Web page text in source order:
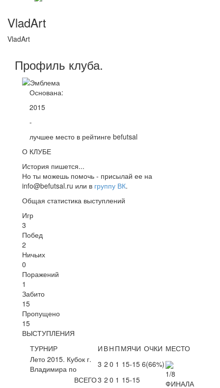
VladArt
VladArt
Профиль клуба.
Основана:
2015
-
лучшее место в рейтинге befutsal
О КЛУБЕ
История пишется...
Но ты можешь помочь - присылай ее на
info@befutsal.ru или в группу ВК.
Общая статистика выступлений
Игр
3
Побед
2
Ничьих
0
Поражений
1
Забито
15
Пропущено
15
ВЫСТУПЛЕНИЯ
ТУРНИР
И ВН П МЯЧИ ОЧКИ МЕСТО
Лето 2015. Кубок г.
Владимира по
3 2 0 1 15-15 6(66%)
ВСЕГО3 2 0 1 15-15